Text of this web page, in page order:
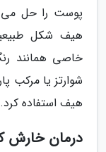
پوست را حل می
هیف شکل
خاصی همانند
شوارتز یا مرکب
هیف استفاده کرد.
درمان خارش